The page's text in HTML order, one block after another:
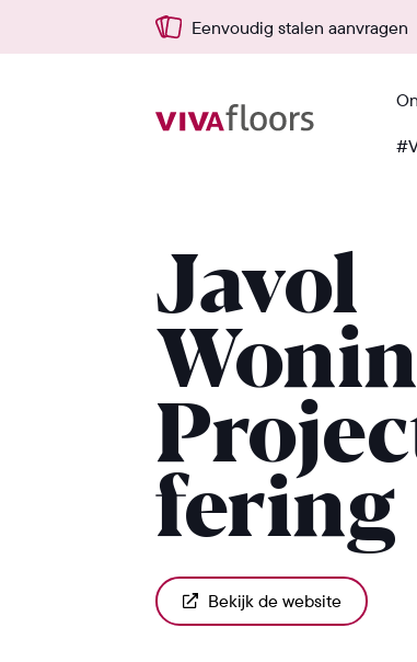
Eenvoudig stalen aanvragen
Javol
fering
Bekijk de website